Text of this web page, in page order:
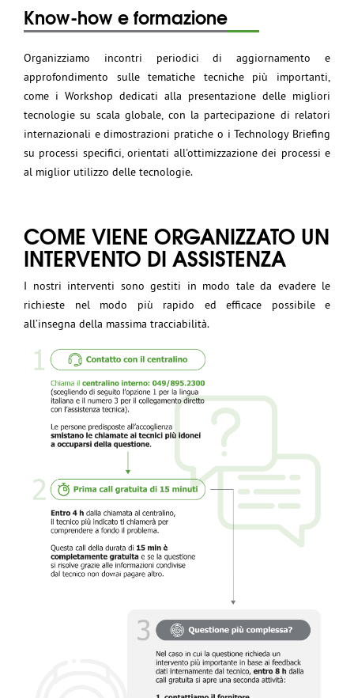
Know-how e formazione
Organizziamo incontri periodici di aggiornamento e
approfondimento sulle tematiche tecniche più importanti,
come i Workshop dedicati alla presentazione delle migliori
tecnologie su scala globale, con la partecipazione di relatori
internazionali e dimostrazioni pratiche o i Technology Briefing
su processi specifici, orientati all'ottimizzazione dei processi e
al miglior utilizzo delle tecnologie.
COME VIENE ORGANIZZATO UN
INTERVENTO DI ASSISTENZA
I nostri interventi sono gestiti in modo tale da evadere le
richieste nel modo più rapido ed efficace possibile e
all’insegna della massima tracciabilità.